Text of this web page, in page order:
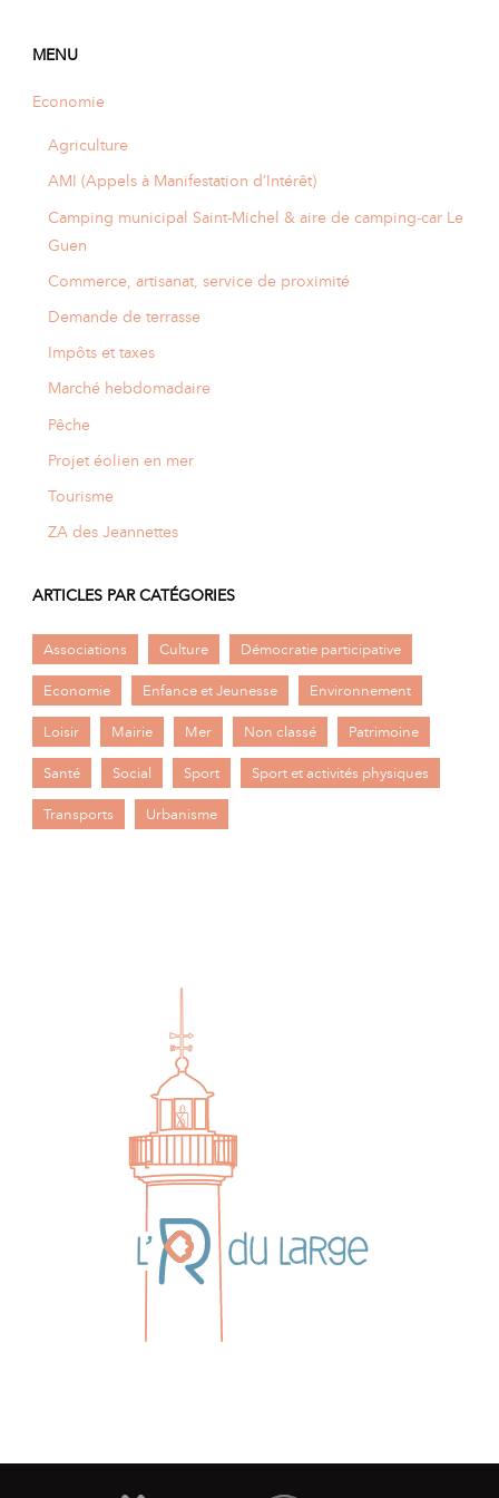
MENU
Economie
Agriculture
AMI (Appels à Manifestation d’Intérêt)
Camping municipal Saint-Michel & aire de camping-car Le
Guen
Commerce, artisanat, service de proximité
Demande de terrasse
Impôts et taxes
Marché hebdomadaire
Pêche
Projet éolien en mer
Tourisme
ZA des Jeannettes
ARTICLES PAR CATÉGORIES
Associations Culture Démocratie participative
Economie Enfance et Jeunesse Environnement
Loisir Mairie Mer Non classé Patrimoine
Santé Social Sport Sport et activités physiques
Transports Urbanisme